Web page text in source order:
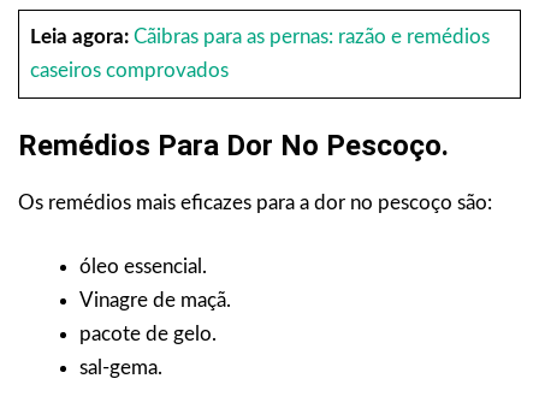
Leia agora: Cãibras para as pernas: razão e remédios
caseiros comprovados
Remédios Para Dor No Pescoço.
Os remédios mais eficazes para a dor no pescoço são:
óleo essencial.
Vinagre de maçã.
pacote de gelo.
sal-gema.